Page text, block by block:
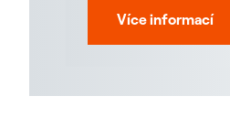
Více informací